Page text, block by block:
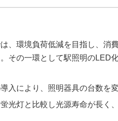
、環境負荷低減を目指し、消
その一環として駅照明のLED
入により、照明器具の台数を
光灯と比較し光源寿命が長く